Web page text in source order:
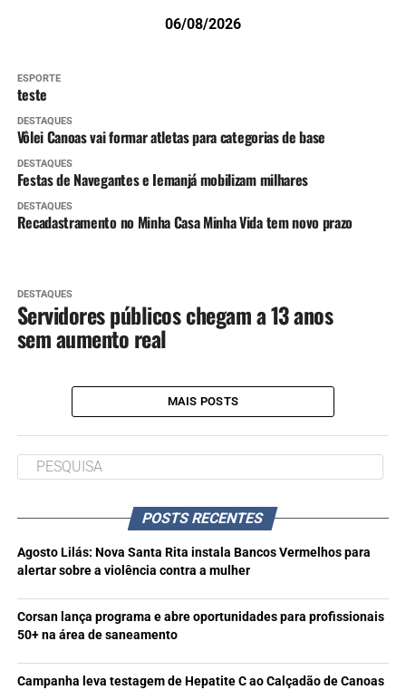
06/08/2026
ESPORTE
teste
DESTAQUES
Vôlei Canoas vai formar atletas para categorias de base
DESTAQUES
Festas de Navegantes e Iemanjá mobilizam milhares
DESTAQUES
Recadastramento no Minha Casa Minha Vida tem novo prazo
DESTAQUES
Servidores públicos chegam a 13 anos
sem aumento real
MAIS POSTS
POSTS RECENTES
Agosto Lilás: Nova Santa Rita instala Bancos Vermelhos para
alertar sobre a violência contra a mulher
Corsan lança programa e abre oportunidades para profissionais
50+ na área de saneamento
Campanha leva testagem de Hepatite C ao Calçadão de Canoas